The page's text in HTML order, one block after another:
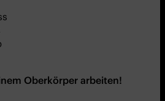
Oberkörper arbeiten!